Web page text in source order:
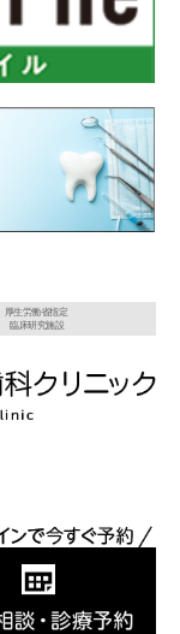
厚生労働省指定
臨床研究施設